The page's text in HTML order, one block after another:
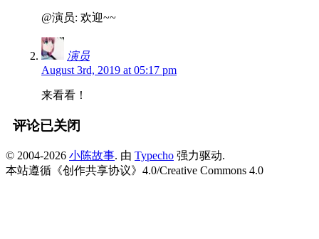
@演员: 欢迎~~
演员
August 3rd, 2019 at 05:17 pm
来看看！
评论已关闭
© 2004-2026 小陈故事. 由 Typecho 强力驱动.
本站遵循《创作共享协议》4.0/Creative Commons 4.0